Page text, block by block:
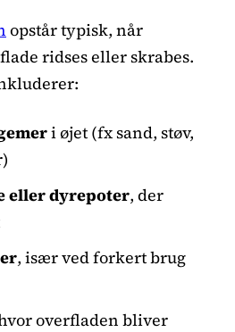
opstår typisk, når
ridses eller skrabes.
i øjet (fx sand, støv,
eller dyrepoter, der
, især ved forkert brug
overfladen bliver